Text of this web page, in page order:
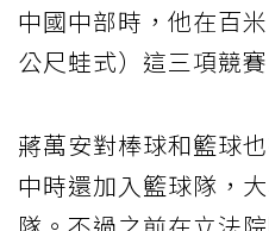
中國中部時，他在百
公尺蛙式）這三項競
蔣萬安對棒球和籃球
中時還加入籃球隊，